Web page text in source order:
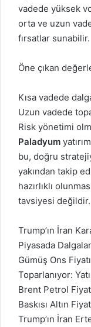
vadede yüksek
orta ve uzun
fırsatlar sunabilir.
Öne çıkan
Kısa vadede
Uzun vadede
Risk yönetimi
Paladyum
bu, doğru
yakından takip
hazırlıklı
tavsiyesi değildir.
Trump’ın İran
Piyasada
Gümüş Ons
Toparlanıyor:
Brent Petrol
Baskısı Altın
Trump’ın İran